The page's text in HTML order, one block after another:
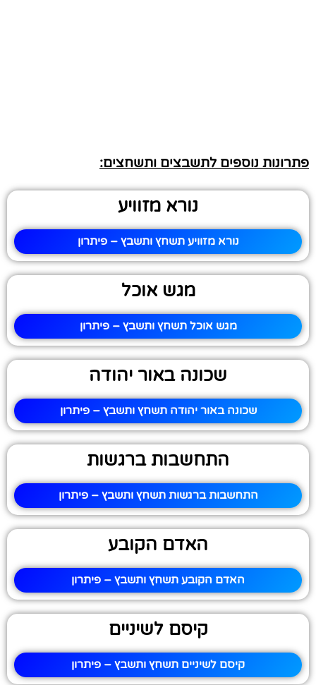
פתרונות נוספים לתשבצים ותשחצים:
נורא מזוויע
נורא מזוויע תשחץ ותשבץ – פיתרון
מגש אוכל
מגש אוכל תשחץ ותשבץ – פיתרון
שכונה באור יהודה
שכונה באור יהודה תשחץ ותשבץ – פיתרון
התחשבות ברגשות
התחשבות ברגשות תשחץ ותשבץ – פיתרון
האדם הקובע
האדם הקובע תשחץ ותשבץ – פיתרון
קיסם לשיניים
קיסם לשיניים תשחץ ותשבץ – פיתרון